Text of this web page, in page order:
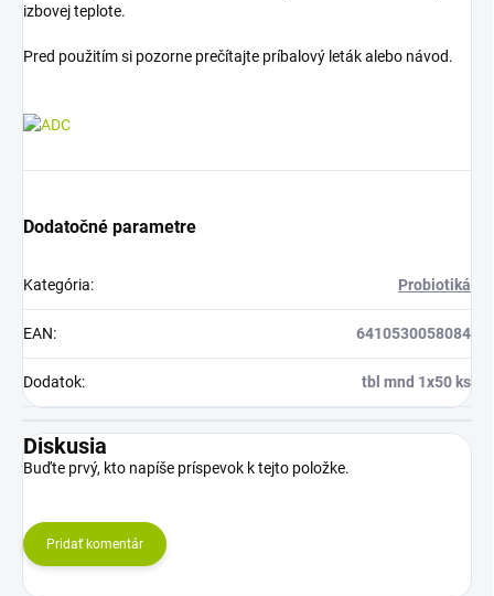
izbovej teplote.
Pred použitím si pozorne prečítajte príbalový leták alebo návod.
Dodatočné parametre
Kategória: Probiotiká
EAN: 6410530058084
Dodatok: tbl mnd 1x50 ks
Diskusia
Buďte prvý, kto napíše príspevok k tejto položke.
Pridať komentár